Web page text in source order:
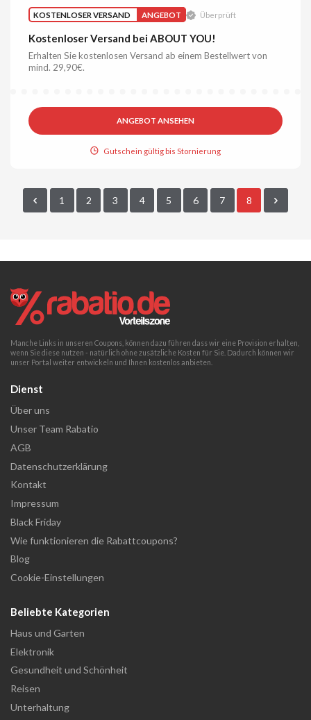
KOSTENLOSER VERSAND ANGEBOT Überprüft
Kostenloser Versand bei ABOUT YOU!
Erhalten Sie kostenlosen Versand ab einem Bestellwert von
mind. 29,90€.
ANGEBOT ANSEHEN
Gutschein gültig bis Stornierung
1 2 3 4 5 6 7 8
Manche Links in unseren Coupons, können dazu führen dass wir eine Provision erhalten,
wenn Sie diese nutzen - natürlich ohne zusätzliche Kosten für Sie. Dadurch können wir
unser Portal weiter entwickeln und Ihnen kostenlos anbieten.
Dienst
Über uns
Unser Team Rabatio
AGB
Datenschutzerklärung
Kontakt
Impressum
Black Friday
Wie funktionieren die Rabattcoupons?
Blog
Cookie-Einstellungen
Beliebte Kategorien
Haus und Garten
Elektronik
Gesundheit und Schönheit
Reisen
Unterhaltung